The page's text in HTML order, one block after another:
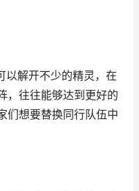
以解开不少的精灵，在
，往往能够达到更好的
们想要替换同行队伍中